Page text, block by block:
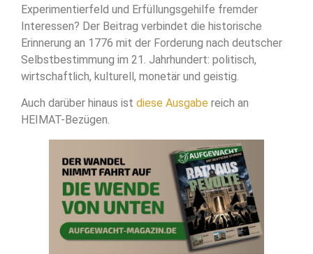
Experimentierfeld und Erfüllungsgehilfe fremder
Interessen? Der Beitrag verbindet die historische
Erinnerung an 1776 mit der Forderung nach deutscher
Selbstbestimmung im 21. Jahrhundert: politisch,
wirtschaftlich, kulturell, monetär und geistig.
Auch darüber hinaus ist diese Ausgabe reich an
HEIMAT-Bezügen.